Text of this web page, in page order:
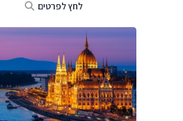
לחץ לפרטים